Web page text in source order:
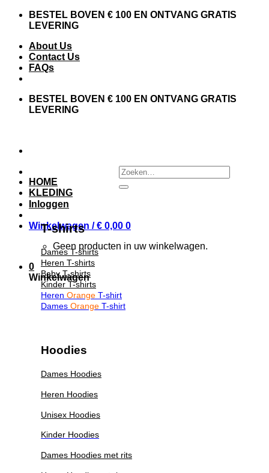
BESTEL BOVEN € 100 EN ONTVANG GRATIS
LEVERING
About Us
Contact Us
FAQs
BESTEL BOVEN € 100 EN ONTVANG GRATIS
LEVERING
Inloggen
Winkelwagen /€ 0,00 0
Geen producten in uw winkelwagen.
0
Winkelwagen
HOME
KLEDING
T-shirts
Dames T-shirts
Heren T-shirts
Baby T-shirts
Kinder T-shirts
Heren Orange T-shirt
Dames Orange T-shirt
Hoodies
Dames Hoodies
Heren Hoodies
Unisex Hoodies
Kinder Hoodies
Dames Hoodies met rits